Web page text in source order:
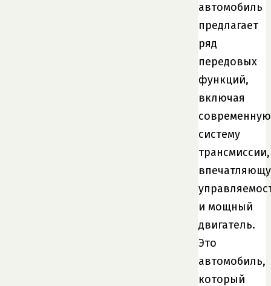
автомобиль
предлагает
ряд
передовых
функций,
включая
современную
систему
трансмиссии,
и мощный
двигатель.
Это
автомобиль,
который